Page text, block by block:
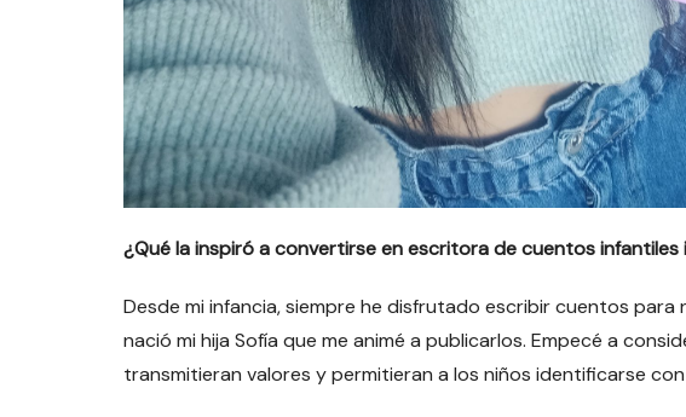
¿Qué la inspiró a convertirse en escritora de cuentos
Desde mi infancia, siempre he disfrutado escribir cuentos para
nació mi hija Sofía que me animé a publicarlos. Empecé a
transmitieran valores y permitieran a los niños identificarse